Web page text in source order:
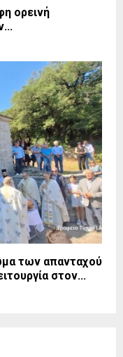
ορεινή
των απανταχού
στον...